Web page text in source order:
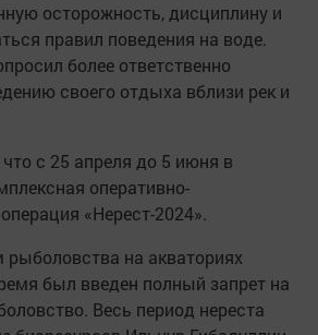
осторожность, дисциплину и
правил поведения на воде.
более ответственно
своего отдыха вблизи рек и
с 25 апреля до 5 июня в
оперативно-
«Нерест-2024».
рыболовства на акваториях
был введен полный запрет на
Becь пepиoд нepecтa